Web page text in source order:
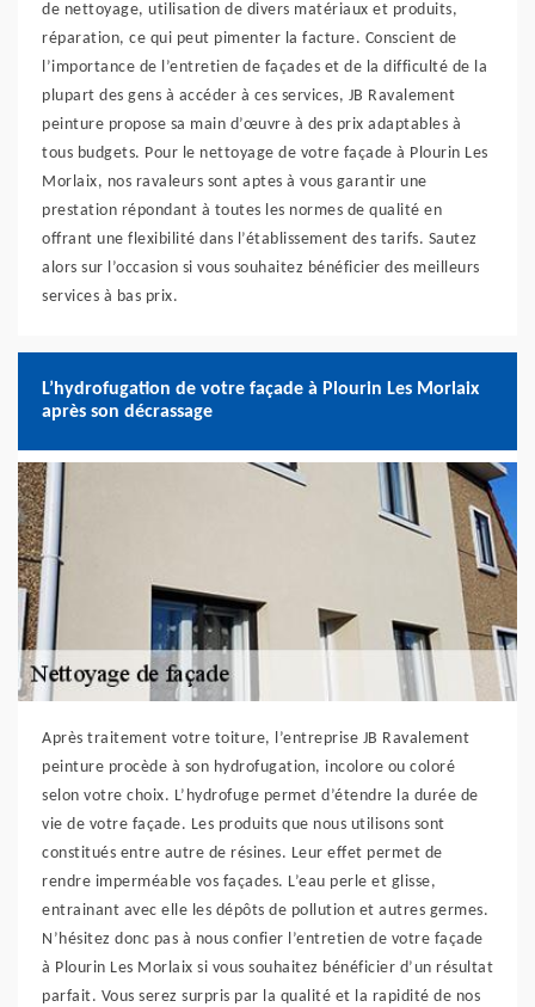
de nettoyage, utilisation de divers matériaux et produits,
réparation, ce qui peut pimenter la facture. Conscient de
l’importance de l’entretien de façades et de la difficulté de la
plupart des gens à accéder à ces services, JB Ravalement
peinture propose sa main d’œuvre à des prix adaptables à
tous budgets. Pour le nettoyage de votre façade à Plourin Les
Morlaix, nos ravaleurs sont aptes à vous garantir une
prestation répondant à toutes les normes de qualité en
offrant une flexibilité dans l’établissement des tarifs. Sautez
alors sur l’occasion si vous souhaitez bénéficier des meilleurs
services à bas prix.
L’hydrofugation de votre façade à Plourin Les Morlaix
après son décrassage
Après traitement votre toiture, l’entreprise JB Ravalement
peinture procède à son hydrofugation, incolore ou coloré
selon votre choix. L’hydrofuge permet d’étendre la durée de
vie de votre façade. Les produits que nous utilisons sont
constitués entre autre de résines. Leur effet permet de
rendre imperméable vos façades. L’eau perle et glisse,
entrainant avec elle les dépôts de pollution et autres germes.
N’hésitez donc pas à nous confier l’entretien de votre façade
à Plourin Les Morlaix si vous souhaitez bénéficier d’un résultat
parfait. Vous serez surpris par la qualité et la rapidité de nos